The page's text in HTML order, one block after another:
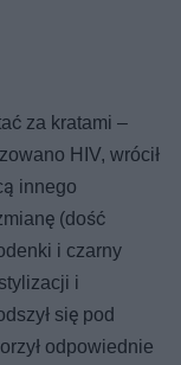
za kratami –
HIV, wrócił
innego
(dość
i czarny
i
się pod
odpowiednie